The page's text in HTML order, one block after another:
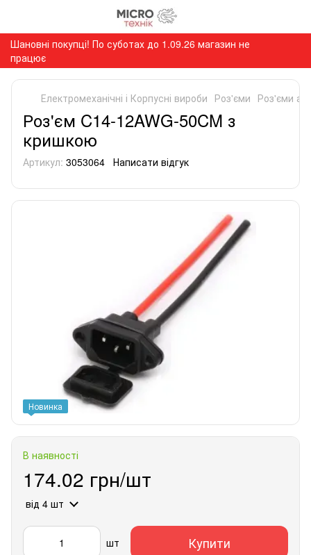
Шановні покупці! По суботах до 1.09.26 магазин не
працює
Електромеханічні і Корпусні вироби Роз'єми Роз'єми
Роз'єм C14-12AWG-50CM з
кришкою
Артикул: 3053064 Написати відгук
Новинка
В наявності
174.02 грн/шт
від 4 шт
шт Купити